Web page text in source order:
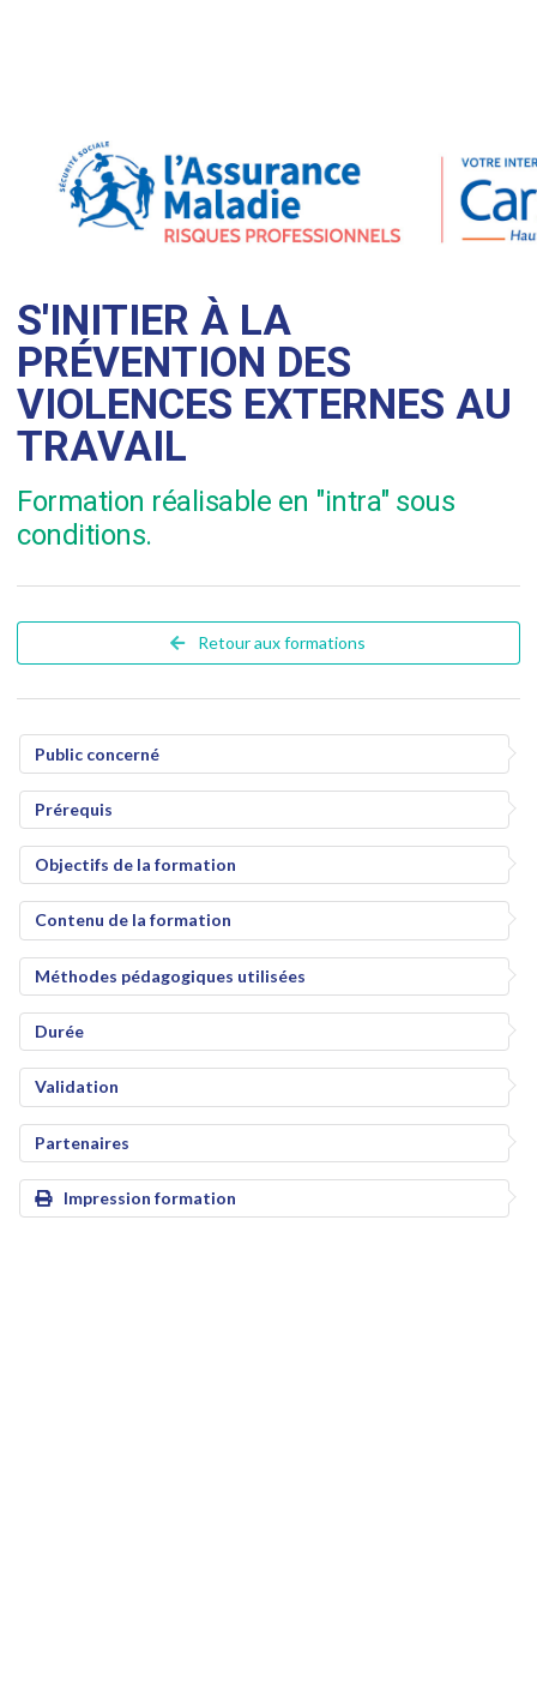
S'INITIER À LA
PRÉVENTION DES
VIOLENCES EXTERNES AU
TRAVAIL
Formation réalisable en "intra" sous
conditions.
Retour aux formations
Public concerné
Prérequis
Objectifs de la formation
Contenu de la formation
Méthodes pédagogiques utilisées
Durée
Validation
Partenaires
Impression formation